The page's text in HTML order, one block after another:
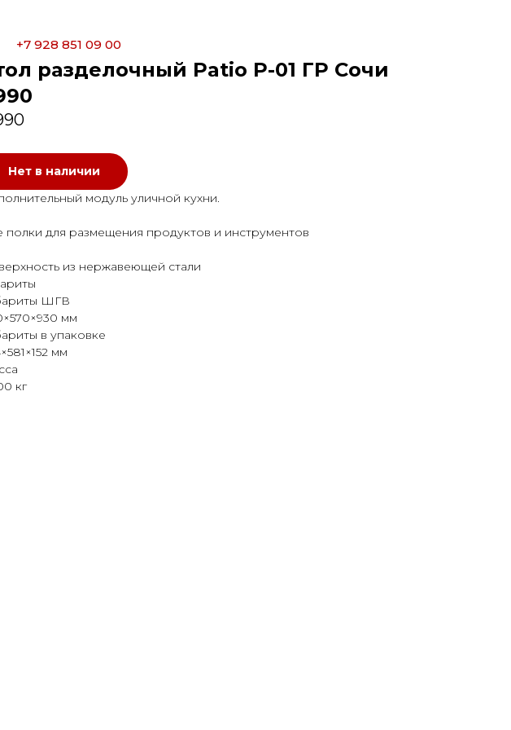
+7 928 851 09 00
разделочный Patio P-01 ГР Сочи
Нет в наличии
модуль уличной кухни.
полки для размещения продуктов и инструментов
из нержавеющей стали
ШГВ
мм
в упаковке
мм
кг